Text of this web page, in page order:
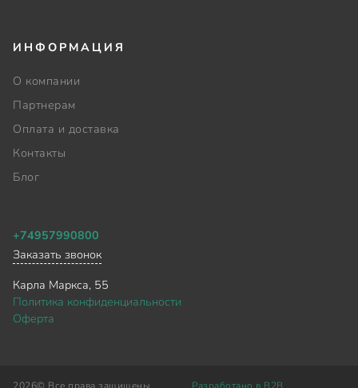
ИНФОРМАЦИЯ
О компании
Партнерам
Оплата и доставка
Контакты
Блог
+74957990800
Заказать звонок
Карла Маркса, 55
Политика конфиденциальности
Оферта